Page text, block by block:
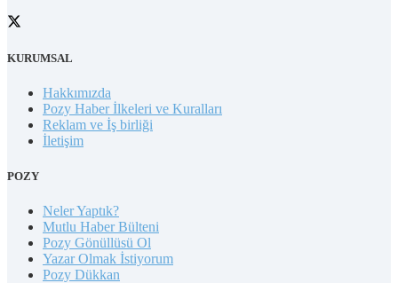
KURUMSAL
Hakkımızda
Pozy Haber İlkeleri ve Kuralları
Reklam ve İş birliği
İletişim
POZY
Neler Yaptık?
Mutlu Haber Bülteni
Pozy Gönüllüsü Ol
Yazar Olmak İstiyorum
Pozy Dükkan